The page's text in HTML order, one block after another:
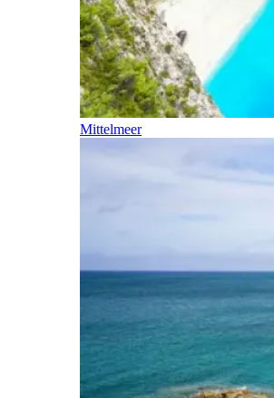
Mittelmeer